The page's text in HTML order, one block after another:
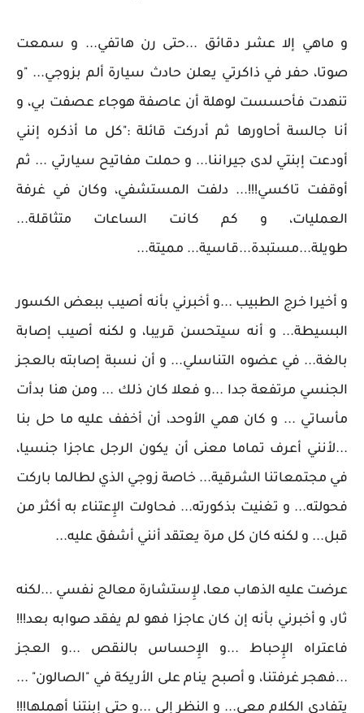
و ماهي إلا عشر دقائق ...حتى رن هاتفي... و سمعت
صوتا، حفر في ذاكرتي يعلن حادث سيارة ألم بزوجي... "و
تنهدت فأحسست لوهلة أن عاصفة هوجاء عصفت بي، و
أنا جالسة أحاورها ثم أدركت قائلة :"كل ما أذكره إنني
أودعت إبنتي لدى جيراننا... و حملت مفاتيح سيارتي ... ثم
أوقفت تاكسي!!!... دلفت المستشفي، وكان في غرفة
العمليات، و كم كانت الساعات متثاقلة...
طويلة...مستبدة...قاسية... مميتة...
و أخيرا خرج الطبيب ...و أخبرني بأنه أصيب ببعض الكسور
البسيطة... و أنه سيتحسن قريبا، و لكنه أصيب إصابة
بالغة... في عضوه التناسلي... و أن نسبة إصابته بالعجز
الجنسي مرتفعة جدا ...و فعلا كان ذلك ... ومن هنا بدأت
مأساتي ... و كان همي الأوحد، أن أخفف عليه ما حل بنا
...لأنني أعرف تماما معنى أن يكون الرجل عاجزا جنسيا،
في مجتمعاتنا الشرقية... خاصة زوجي الذي لطالما باركت
فحولته... و تغنيت بذكورته... فحاولت الإِعتناء به أكثر من
قبل... و لكنه كان كل مرة يعتقد أنني أشفق عليه...
عرضت عليه الذهاب معا، لإِستشارة معالج نفسي ...لكنه
ثار، و أخبرني بأنه إن كان عاجزا فهو لم يفقد صوابه بعد!!!
فاعتراه الإِحباط ...و الإِحساس بالنقص ...و العجز
...فهجر غرفتنا، و أصبح ينام على الأريكة في "الصالون" ...
يتفادى الكلام معي... و النظر إلي ...و حتى إبنتنا أهملها!!!